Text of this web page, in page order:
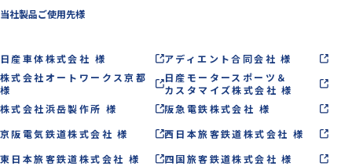
当社製品ご使用先様
日産車体株式会社 様
アディエント合同会社 様
株式会社オートワークス京都
様
日産モータースポーツ＆
カスタマイズ株式会社 様
株式会社浜岳製作所 様
阪急電鉄株式会社 様
京阪電気鉄道株式会社 様
西日本旅客鉄道株式会社 様
東日本旅客鉄道株式会社 様
四国旅客鉄道株式会社 様